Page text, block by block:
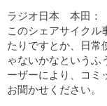
ラジオ日本 本田：
このシェアサイクル
たりですとか、日常
ゃないかなというふ
ーザーにより、コミ
お聞かせください。